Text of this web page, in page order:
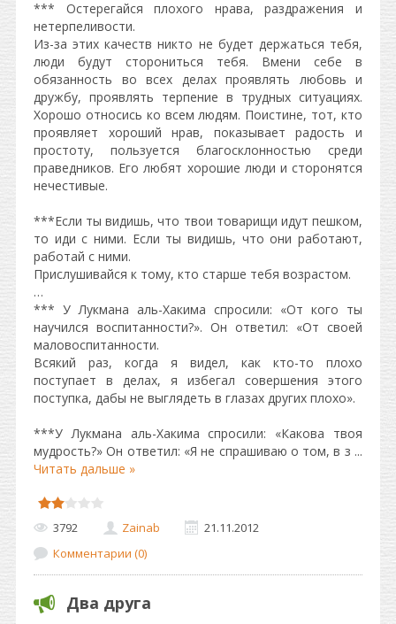
*** Остерегайся плохого нрава, раздражения и
нетерпеливости.
Из-за этих качеств никто не будет держаться тебя,
люди будут сторониться тебя. Вмени себе в
обязанность во всех делах проявлять любовь и
дружбу, проявлять терпение в трудных ситуациях.
Хорошо относись ко всем людям. Поистине, тот, кто
проявляет хороший нрав, показывает радость и
простоту, пользуется благосклонностью среди
праведников. Его любят хорошие люди и сторонятся
нечестивые.
***Если ты видишь, что твои товарищи идут пешком,
то иди с ними. Если ты видишь, что они работают,
работай с ними.
Прислушивайся к тому, кто старше тебя возрастом.
…
*** У Лукмана аль-Хакима спросили: «От кого ты
научился воспитанности?». Он ответил: «От своей
маловоспитанности.
Всякий раз, когда я видел, как кто-то плохо
поступает в делах, я избегал совершения этого
поступка, дабы не выглядеть в глазах других плохо».
***У Лукмана аль-Хакима спросили: «Какова твоя
мудрость?» Он ответил: «Я не спрашиваю о том, в з ...
Читать дальше »
3792 Zainab
21.11.2012
Комментарии (0)
Два друга